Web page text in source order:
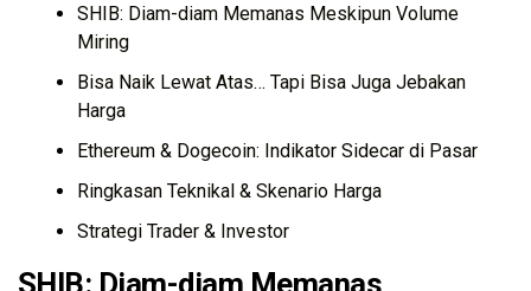
SHIB: Diam-diam Memanas Meskipun Volume
Miring
Bisa Naik Lewat Atas… Tapi Bisa Juga Jebakan
Harga
Ethereum & Dogecoin: Indikator Sidecar di Pasar
Ringkasan Teknikal & Skenario Harga
Strategi Trader & Investor
SHIB: Diam-diam Memanas